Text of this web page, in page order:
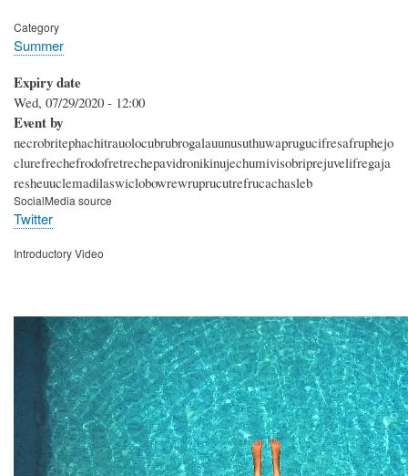
Category
Summer
Expiry date
Wed, 07/29/2020 - 12:00
Event by
necrobritephachitrauolocubrubrogalauunusuthuwaprugucifresafruphejo
clurefrechefrodofretrechepavidronikinujechumivisobriprejuvelifregaja
resheuuclemadilaswiclobowrewruprucutrefrucachasleb
SocialMedia source
Twitter
Introductory Video